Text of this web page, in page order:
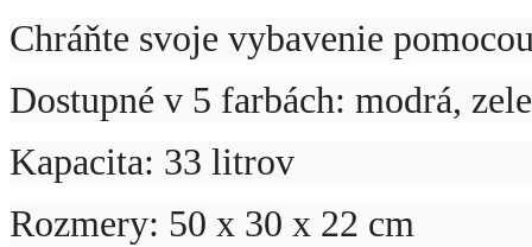
Chráňte svoje vybavenie
Dostupné v 5 farbách: modrá,
Kapacita: 33 litrov
Rozmery: 50 x 30 x 22 cm